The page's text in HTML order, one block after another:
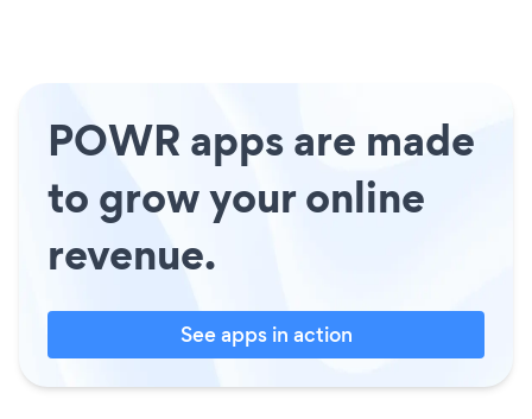
POWR apps are made
to grow your online
revenue.
See apps in action